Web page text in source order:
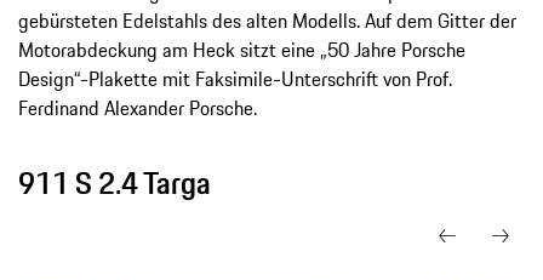
gebürsteten Edelstahls des alten Modells. Auf dem Gitter der
Motorabdeckung am Heck sitzt eine „50 Jahre Porsche
Design“-Plakette mit Faksimile-Unterschrift von Prof.
Ferdinand Alexander Porsche.
911 S 2.4 Targa